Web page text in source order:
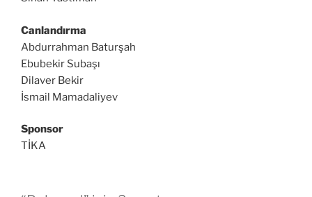
Canlandırma
Abdurrahman Baturşah
Ebubekir Subaşı
Dilaver Bekir
İsmail Mamadaliyev
Sponsor
TİKA